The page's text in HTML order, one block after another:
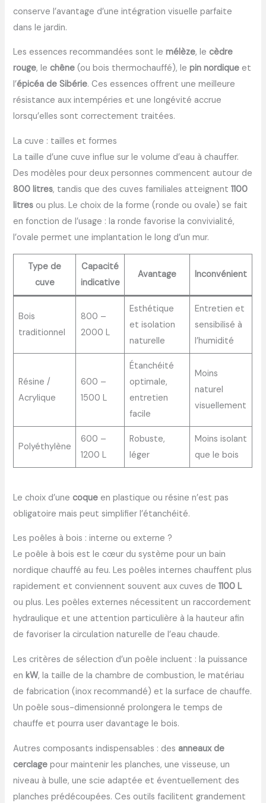
conserve l’avantage d’une intégration visuelle parfaite
dans le jardin.
Les essences recommandées sont lemélèze, lecèdre
rouge, lechêne (ou bois thermochauffé), lepin nordique et
l’épicéa de Sibérie. Ces essences offrent une meilleure
résistance aux intempéries et une longévité accrue
lorsqu’elles sont correctement traitées.
La cuve : tailles et formes
La taille d’une cuve influe sur le volume d’eau à chauffer.
Des modèles pour deux personnes commencent autour de
800 litres, tandis que des cuves familiales atteignent1100
litres ou plus. Le choix de la forme (ronde ou ovale) se fait
en fonction de l’usage : la ronde favorise la convivialité,
l’ovale permet une implantation le long d’un mur.
Type de
cuve
Capacité
indicative
Avantage Inconvénient
Bois
traditionnel
800 –
2000 L
Esthétique
et isolation
naturelle
Entretien et
sensibilisé à
l’humidité
Résine /
Acrylique
600 –
1500 L
Étanchéité
optimale,
entretien
facile
Moins
naturel
visuellement
Polyéthylène
600 –
1200 L
Robuste,
léger
Moins isolant
que le bois
Le choix d’unecoque en plastique ou résine n’est pas
obligatoire mais peut simplifier l’étanchéité.
Les poêles à bois : interne ou externe ?
Le poêle à bois est le cœur du système pour un bain
nordique chauffé au feu. Les poêles internes chauffent plus
rapidement et conviennent souvent aux cuves de1100 L
ou plus. Les poêles externes nécessitent un raccordement
hydraulique et une attention particulière à la hauteur afin
de favoriser la circulation naturelle de l’eau chaude.
Les critères de sélection d’un poêle incluent : la puissance
enkW, la taille de la chambre de combustion, le matériau
de fabrication (inox recommandé) et la surface de chauffe.
Un poêle sous-dimensionné prolongera le temps de
chauffe et pourra user davantage le bois.
Autres composants indispensables : des anneaux de
cerclage pour maintenir les planches, une visseuse, un
niveau à bulle, une scie adaptée et éventuellement des
planches prédécoupées. Ces outils facilitent grandement